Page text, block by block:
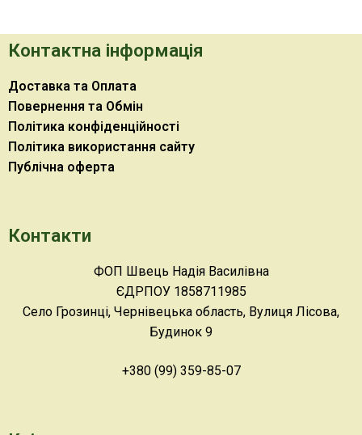
Контактна інформація
Доставка та Оплата
Повернення та Обмін
Політика конфіденційності
Політика використання сайту
Публічна оферта
Контакти
ФОП Швець Надія Василівна
ЄДРПОУ 1858711985
Село Грозинці, Чернівецька область, Вулиця Лісова,
Будинок 9
+380 (99) 359-85-07